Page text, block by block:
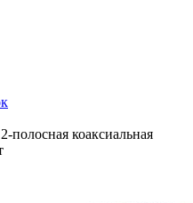
коаксиальная